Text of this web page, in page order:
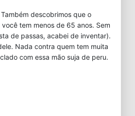
descobrimos que o
tem menos de 65 anos. Sem
de passas, acabei de inventar).
Nada contra quem tem muita
com essa mão suja de peru.